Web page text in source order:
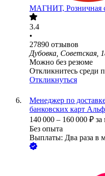
МАГНИТ, Розничная
3.4
•
27890 отзывов
Дубовка, Советская,
Можно без резюме
Откликнитесь среди
Откликнуться
Менеджер по
банковских карт
140 000 – 160 000 ₽ за
Без опыта
Выплаты: Два раза в